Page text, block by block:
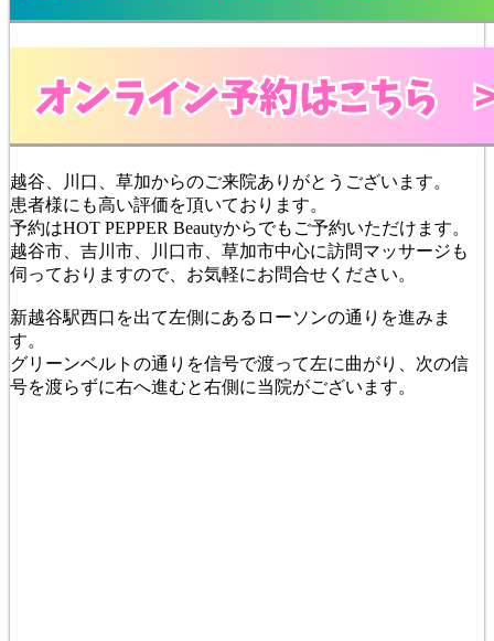
越谷、川口、草加からのご来院ありがとうございます。
患者様にも高い評価を頂いております。
予約はHOT PEPPER Beautyからでもご予約いただけます。
越谷市、吉川市、川口市、草加市中心に訪問マッサージも
伺っておりますので、お気軽にお問合せください。
新越谷駅西口を出て左側にあるローソンの通りを進みま
す。
グリーンベルトの通りを信号で渡って左に曲がり、次の信
号を渡らずに右へ進むと右側に当院がございます。